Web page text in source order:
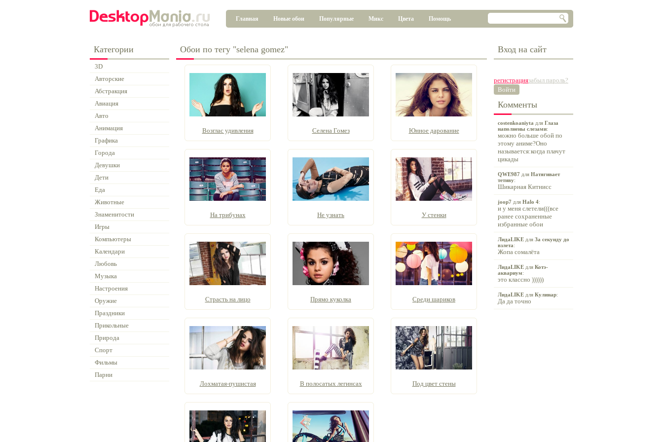
Главная Новые обои Популярные Микс Цвета Помощь
Категории
3D
Авторские
Абстракция
Авиация
Авто
Анимация
Графика
Города
Девушки
Дети
Еда
Животные
Знаменитости
Игры
Компьютеры
Календари
Любовь
Музыка
Настроения
Оружие
Праздники
Прикольные
Природа
Спорт
Фильмы
Парни
Обои по тегу "selena gomez"
Возглас удивления Селена Гомез Юнное дарование
На трибунах Не узнать У стенки
Страсть на лицо Прямо куколка Среди шариков
Лохматая-пушистая В полосатых легинсах Под цвет стены
Вход на сайт
регистрациязабыл пароль?
Войти
Комменты
costenkoaniyta для Глаза
наполнены слезами:
можно больше обой по
этому аниме?Оно
называется:когда плачут
цикады
QWE987 для Натягивает
тетиву:
Шикарная Китнисс
joop7 для Halo 4:
и у меня слетели(((все
ранее сохраненные
избранные обои
ЛидаLIKE для За секунду до
взлета:
Жопа сомалёта
ЛидаLIKE для Котэ-
аквариум:
это классно ))))))
ЛидаLIKE для Кулинар:
Да да точно